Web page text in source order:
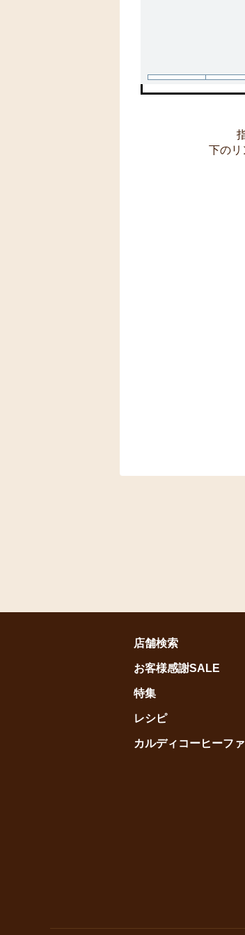
下のリ
店舗検索
お客様感謝SALE
特集
レシピ
カルディコーヒーフ